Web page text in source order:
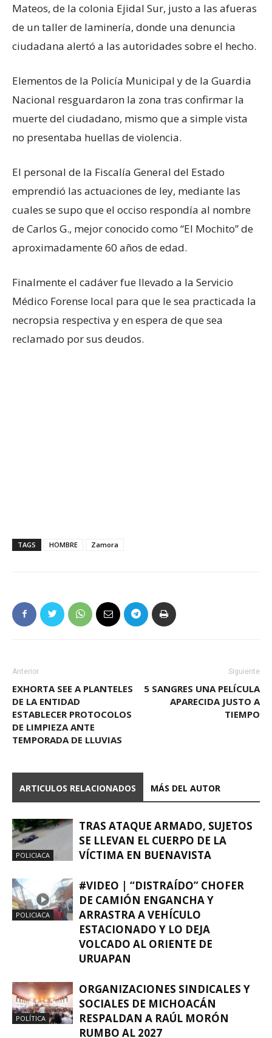
Mateos, de la colonia Ejidal Sur, justo a las afueras
de un taller de laminería, donde una denuncia
ciudadana alertó a las autoridades sobre el hecho.
Elementos de la Policía Municipal y de la Guardia
Nacional resguardaron la zona tras confirmar la
muerte del ciudadano, mismo que a simple vista
no presentaba huellas de violencia.
El personal de la Fiscalía General del Estado
emprendió las actuaciones de ley, mediante las
cuales se supo que el occiso respondía al nombre
de Carlos G., mejor conocido como “El Mochito” de
aproximadamente 60 años de edad.
Finalmente el cadáver fue llevado a la Servicio
Médico Forense local para que le sea practicada la
necropsia respectiva y en espera de que sea
reclamado por sus deudos.
TAGS HOMBRE Zamora
Anterior
EXHORTA SEE A PLANTELES
DE LA ENTIDAD
ESTABLECER PROTOCOLOS
DE LIMPIEZA ANTE
TEMPORADA DE LLUVIAS
Siguiente
5 SANGRES UNA PELÍCULA
APARECIDA JUSTO A
TIEMPO
ARTICULOS RELACIONADOS MÁS DEL AUTOR
POLICIACA
TRAS ATAQUE ARMADO, SUJETOS
SE LLEVAN EL CUERPO DE LA
VÍCTIMA EN BUENAVISTA
POLICIACA
#VIDEO | “DISTRAÍDO” CHOFER
DE CAMIÓN ENGANCHA Y
ARRASTRA A VEHÍCULO
ESTACIONADO Y LO DEJA
VOLCADO AL ORIENTE DE
URUAPAN
POLÍTICA
ORGANIZACIONES SINDICALES Y
SOCIALES DE MICHOACÁN
RESPALDAN A RAÚL MORÓN
RUMBO AL 2027